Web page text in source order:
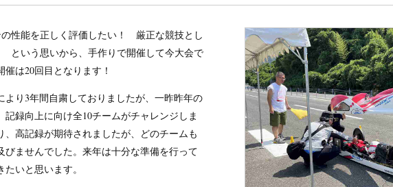
性能を正しく評価したい！ 厳正な競技とし
という思いから、手作りで開催して今大会で
は20回目となります！
より3年間自粛しておりましたが、一昨昨年の
録向上に向け全10チームがチャレンジしま
、高記録が期待されましたが、どのチームも
びませんでした。来年は十分な準備を行って
いと思います。